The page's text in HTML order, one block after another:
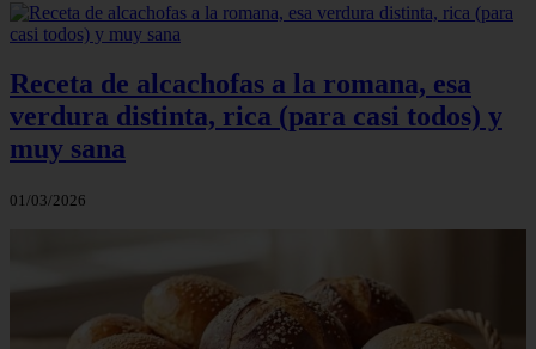
Receta de alcachofas a la romana, esa
verdura distinta, rica (para casi todos) y
muy sana
01/03/2026